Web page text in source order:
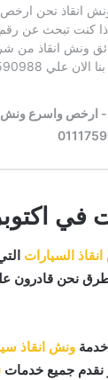
في
السيارات
ونش انقاذ